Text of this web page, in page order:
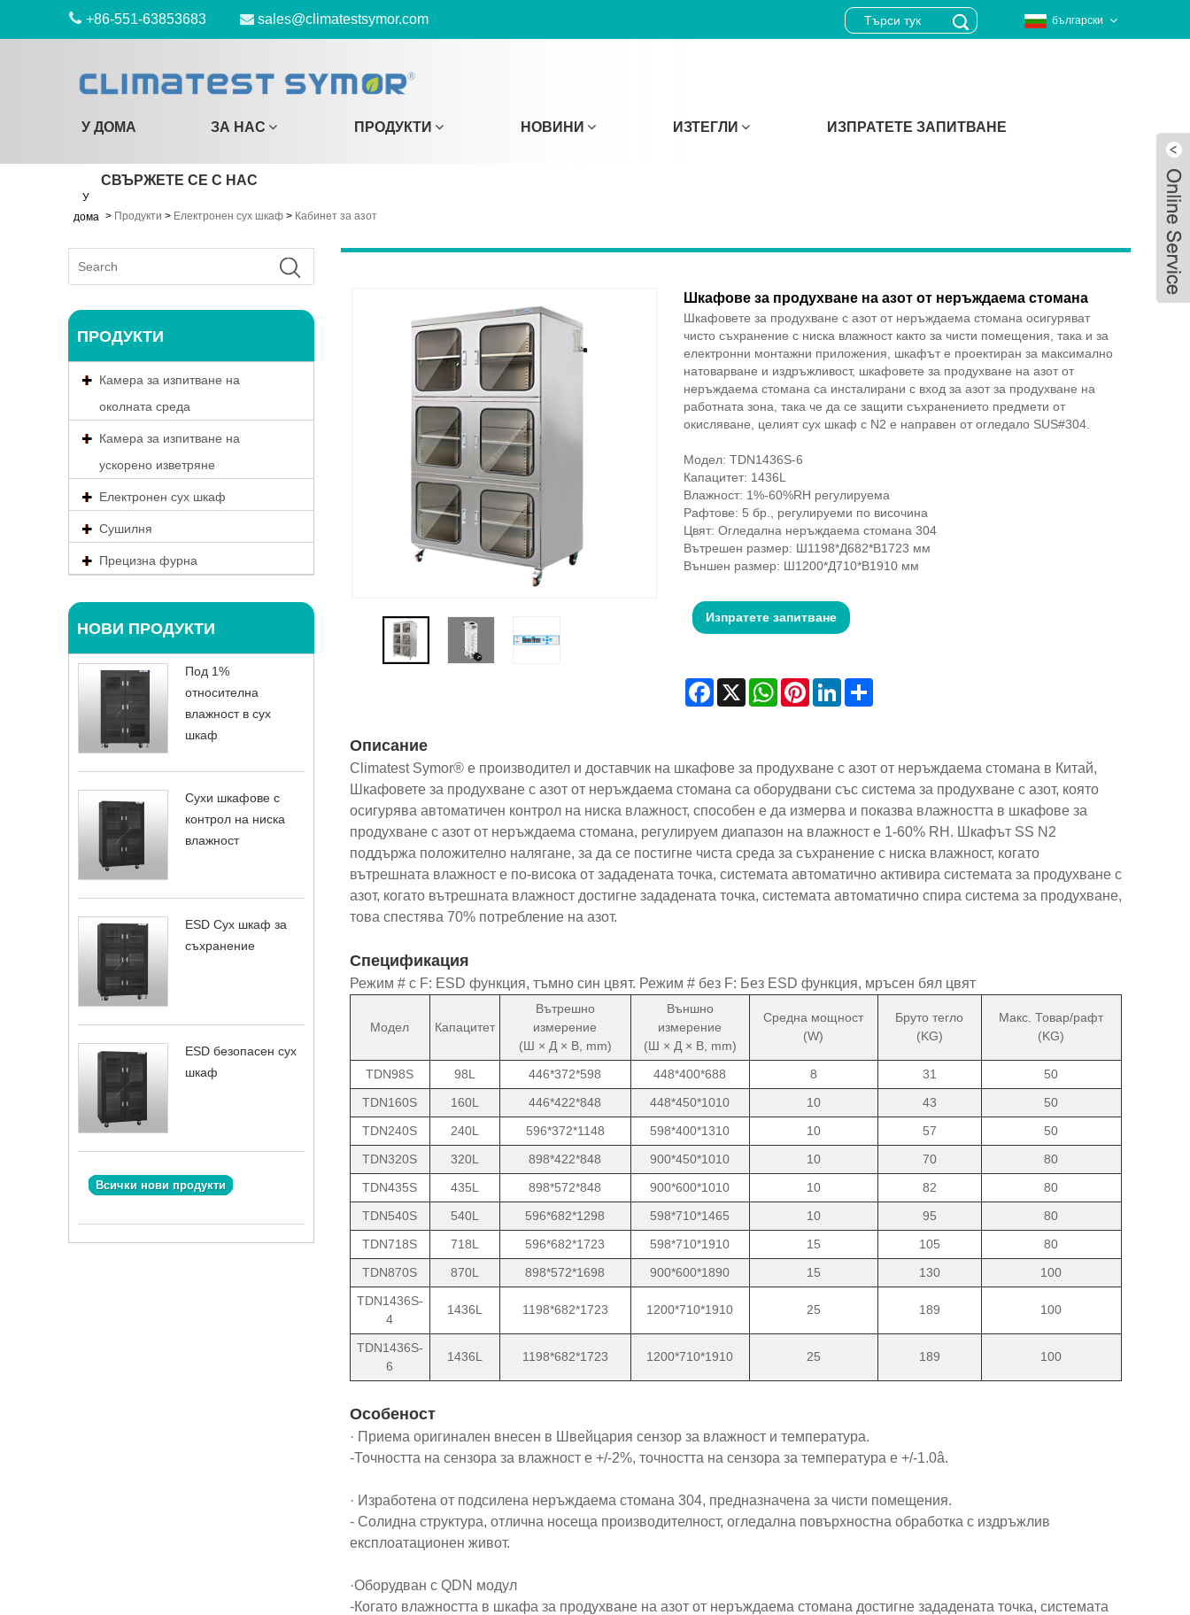
+86-551-63853683 sales@climatestsymor.com български
У ДОМА ЗА НАС ПРОДУКТИ НОВИНИ ИЗТЕГЛИ ИЗПРАТЕТЕ ЗАПИТВАНЕ
СВЪРЖЕТЕ СЕ С НАС
У
дома > Продукти > Електронен сух шкаф > Кабинет за азот
ПРОДУКТИ
Камера за изпитване на
околната среда
Камера за изпитване на
ускорено изветряне
Електронен сух шкаф
Сушилня
Прецизна фурна
НОВИ ПРОДУКТИ
Под 1%
относителна
влажност в сух
шкаф
Сухи шкафове с
контрол на ниска
влажност
ESD Сух шкаф за
съхранение
ESD безопасен сух
шкаф
Всички нови продукти
Шкафове за продухване на азот от неръждаема стомана
Шкафовете за продухване с азот от неръждаема стомана осигуряват
чисто съхранение с ниска влажност както за чисти помещения, така и за
електронни монтажни приложения, шкафът е проектиран за максимално
натоварване и издръжливост, шкафовете за продухване на азот от
неръждаема стомана са инсталирани с вход за азот за продухване на
работната зона, така че да се защити съхранението предмети от
окисляване, целият сух шкаф с N2 е направен от огледало SUS#304.
Модел: TDN1436S-6
Капацитет: 1436L
Влажност: 1%-60%RH регулируема
Рафтове: 5 бр., регулируеми по височина
Цвят: Огледална неръждаема стомана 304
Вътрешен размер: Ш1198*Д682*В1723 мм
Външен размер: Ш1200*Д710*В1910 мм
Изпратете запитване
Facebook
X WhatsAppPinterestLinkedInShare
Описание
Climatest Symor® е производител и доставчик на шкафове за продухване с азот от неръждаема стомана в Китай,
Шкафовете за продухване с азот от неръждаема стомана са оборудвани със система за продухване с азот, която
осигурява автоматичен контрол на ниска влажност, способен е да измерва и показва влажността в шкафове за
продухване с азот от неръждаема стомана, регулируем диапазон на влажност е 1-60% RH. Шкафът SS N2
поддържа положително налягане, за да се постигне чиста среда за съхранение с ниска влажност, когато
вътрешната влажност е по-висока от зададената точка, системата автоматично активира системата за продухване с
азот, когато вътрешната влажност достигне зададената точка, системата автоматично спира система за продухване,
това спестява 70% потребление на азот.
Спецификация
Режим # с F: ESD функция, тъмно син цвят. Режим # без F: Без ESD функция, мръсен бял цвят
Модел Капацитет
Вътрешно
измерение
(Ш × Д × В, mm)
Външно
измерение
(Ш × Д × В, mm)
Средна мощност
(W)
Бруто тегло
(KG)
Макс. Товар/рафт
(KG)
TDN98S 98L 446*372*598 448*400*688 8 31
50
TDN160S
160L 446*422*848 448*450*1010 10 43
50
TDN240S
240L 596*372*1148 598*400*1310 10 57
50
TDN320S
320L 898*422*848 900*450*1010 10 70
80
TDN435S
435L 898*572*848 900*600*1010 10 82
80
TDN540S
540L 596*682*1298 598*710*1465 10 95
80
TDN718S
718L 596*682*1723 598*710*1910 15 105
80
TDN870S
870L 898*572*1698 900*600*1890 15 130
100
TDN1436S-
4
1436L 1198*682*1723 1200*710*1910 25 189 100
TDN1436S-
6
1436L 1198*682*1723 1200*710*1910 25 189 100
Особеност
· Приема оригинален внесен в Швейцария сензор за влажност и температура.
-Точността на сензора за влажност е +/-2%, точността на сензора за температура е +/-1.0â.
· Изработена от подсилена неръждаема стомана 304, предназначена за чисти помещения.
- Солидна структура, отлична носеща производителност, огледална повърхностна обработка с издръжлив
експлоатационен живот.
·Оборудван с QDN модул
-Когато влажността в шкафа за продухване на азот от неръждаема стомана достигне зададената точка, системата